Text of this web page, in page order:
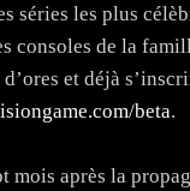
séries les plus
consoles de la
et déjà
beta.
mois après la